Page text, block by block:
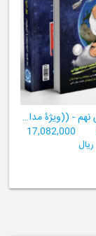
ایکیوسان پلاس نهم - ((ویژۀ مدارس نمونه دولتی، تیزهوشان و سمپاد+ فیلم‌های آموزشی+سامانۀ آزمون‌ساز رایگان))
17,082,000
ریال